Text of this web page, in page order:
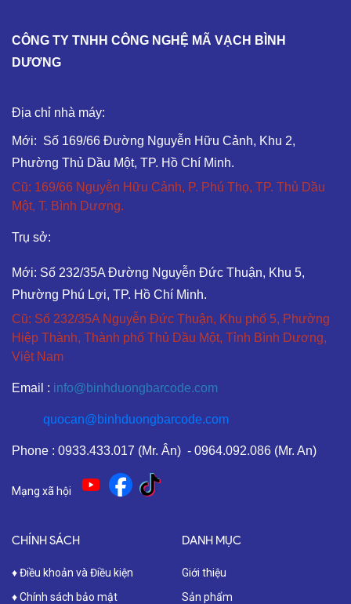
CÔNG TY TNHH CÔNG NGHỆ MÃ VẠCH BÌNH
DƯƠNG
Địa chỉ nhà máy:
Mới: Số 169/66 Đường Nguyễn Hữu Cảnh, Khu 2,
Phường Thủ Dầu Một, TP. Hồ Chí Minh.
Cũ: 169/66 Nguyễn Hữu Cảnh, P. Phú Thọ, TP. Thủ Dầu
Một, T. Bình Dương.
Trụ sở:
Mới: Số 232/35A Đường Nguyễn Đức Thuận, Khu 5,
Phường Phú Lợi, TP. Hồ Chí Minh.
Cũ: Số 232/35A Nguyễn Đức Thuận, Khu phố 5, Phường
Hiệp Thành, Thành phố Thủ Dầu Một, Tỉnh Bình Dương,
Việt Nam
Email : info@binhduongbarcode.com
quocan@binhduongbarcode.com
Phone : 0933.433.017 (Mr. Ân) - 0964.092.086 (Mr. An)
Mạng xã hội
CHÍNH SÁCH
♦ Điều khoản và Điều kiện
♦ Chính sách bảo mật
DANH MỤC
Giới thiệu
Sản phẩm